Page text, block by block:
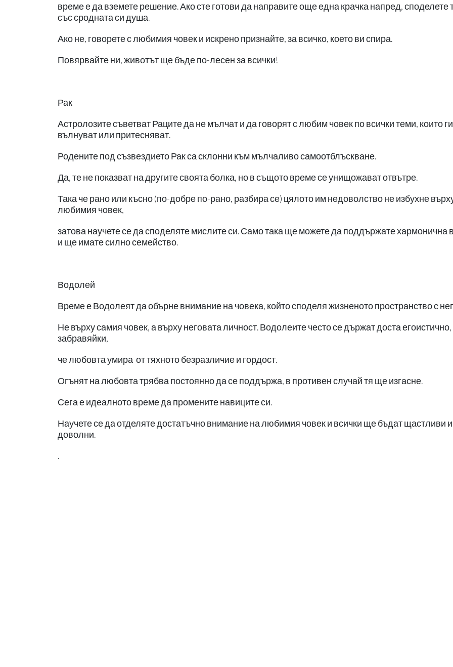
време е да вземете решение. Ако сте готови да направите още една крачка напред, споделете
със сродната си душа.
Ако не, говорете с любимия човек и искрено признайте, за всичко, което ви спира.
Повярвайте ни, животът ще бъде по-лесен за всички!
Рак
Астролозите съветват Раците да не мълчат и да говорят с любим човек по всички теми, които ги
вълнуват или притесняват.
Родените под съзвездието Рак са склонни към мълчаливо самоотблъскване.
Да, те не показват на другите своята болка, но в същото време се унищожават отвътре.
Така че рано или късно (по-добре по-рано, разбира се) цялото им недоволство не избухне
любимия човек,
затова научете се да споделяте мислите си. Само така ще можете да поддържате хармонична
и ще имате силно семейство.
Водолей
Време е Водолеят да обърне внимание на човека, който споделя жизненото пространство с
Не върху самия човек, а върху неговата личност. Водолеите често се държат доста егоистично,
забравяйки,
че любовта умира от тяхното безразличие и гордост.
Огънят на любовта трябва постоянно да се поддържа, в противен случай тя ще изгасне.
Сега е идеалното време да промените навиците си.
Научете се да отделяте достатъчно внимание на любимия човек и всички ще бъдат щастливи и
доволни.
.